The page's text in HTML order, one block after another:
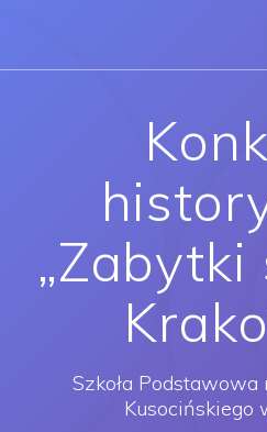
Szkoła Podstawowa
Kusocińskiego